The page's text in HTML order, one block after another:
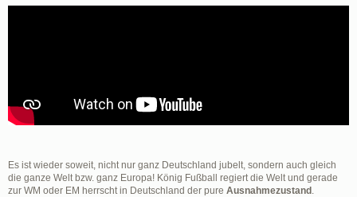
Es ist wieder soweit, nicht nur ganz Deutschland jubelt, sondern auch gleich
die ganze Welt bzw. ganz Europa! König Fußball regiert die Welt und gerade
zur WM oder EM herrscht in Deutschland der pure Ausnahmezustand